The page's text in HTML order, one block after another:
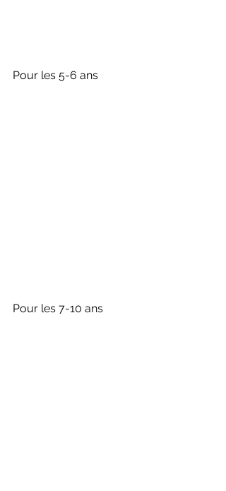
Pour les 5-6 ans
Pour les 7-10 ans